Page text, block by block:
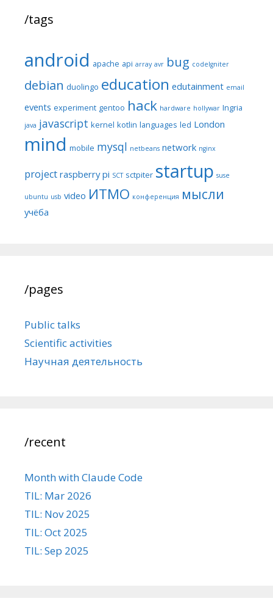
/tags
android apache api array avr bug codeIgniter
debian duolingo education edutainment email
events experiment gentoo hack hardware hollywar Ingria
java javascript kernel kotlin languages led London
mind mobile mysql netbeans network nginx
project raspberry pi SCT sctpiter startup suse
ubuntu usb video ИТМО конференция мысли
учёба
/pages
Public talks
Scientific activities
Научная деятельность
/recent
Month with Claude Code
TIL: Mar 2026
TIL: Nov 2025
TIL: Oct 2025
TIL: Sep 2025